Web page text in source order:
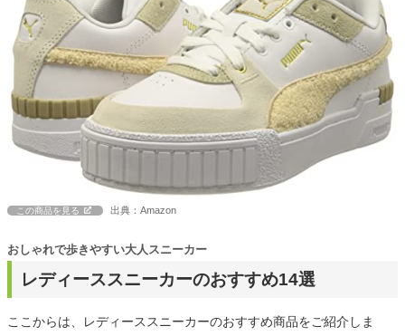
この商品を見る 出典：Amazon
レディーススニーカーのおすすめ14選
おしゃれで歩きやすい大人スニーカー
ここからは、レディーススニーカーのおすすめ商品をご紹介しま